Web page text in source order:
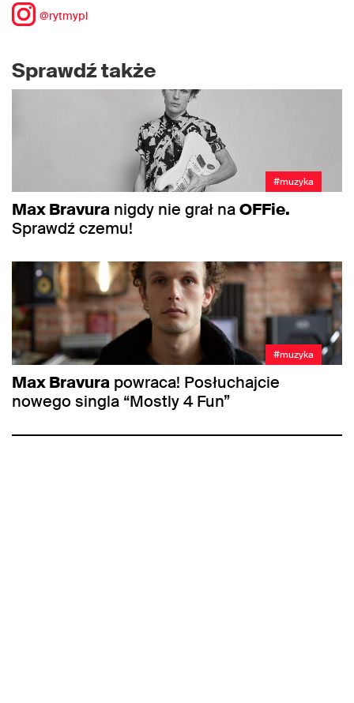
@rytmypl
Sprawdź także
#muzyka
Max Bravura nigdy nie grał naOFFie.
Sprawdź czemu!
#muzyka
Max Bravura powraca! Posłuchajcie
nowego singla “Mostly 4 Fun”